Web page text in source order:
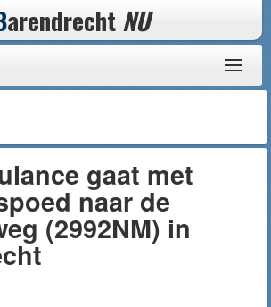
arendrecht NU
gaat met
naar de
(2992NM) in